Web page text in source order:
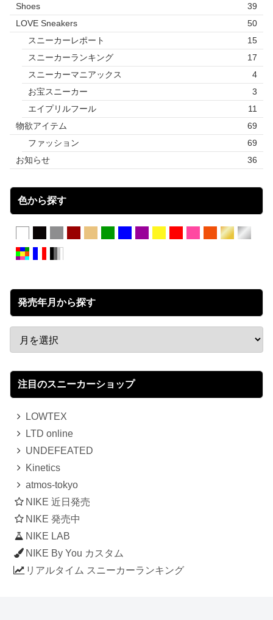
Shoes
39
LOVE Sneakers
50
スニーカーレポート
15
スニーカーランキング
17
スニーカーマニアックス
4
お宝スニーカー
3
エイプリルフール
11
物欲アイテム
69
ファッション
69
お知らせ
36
色から探す
発売年月から探す
注目のスニーカーショップ
LOWTEX
LTD online
UNDEFEATED
Kinetics
atmos-tokyo
NIKE 近日発売
NIKE 発売中
NIKE LAB
NIKE By You カスタム
リアルタイム スニーカーランキング